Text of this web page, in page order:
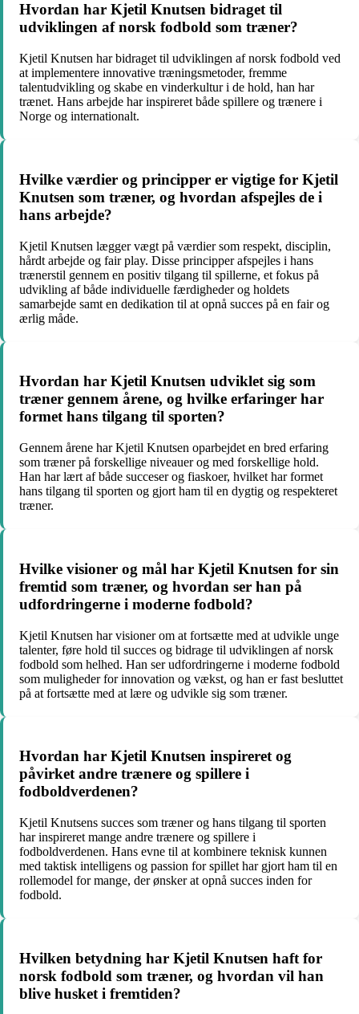
Hvordan har Kjetil Knutsen bidraget til
udviklingen af norsk fodbold som træner?
Kjetil Knutsen har bidraget til udviklingen af norsk fodbold ved
at implementere innovative træningsmetoder, fremme
talentudvikling og skabe en vinderkultur i de hold, han har
trænet. Hans arbejde har inspireret både spillere og trænere i
Norge og internationalt.
Hvilke værdier og principper er vigtige for Kjetil
Knutsen som træner, og hvordan afspejles de i
hans arbejde?
Kjetil Knutsen lægger vægt på værdier som respekt, disciplin,
hårdt arbejde og fair play. Disse principper afspejles i hans
trænerstil gennem en positiv tilgang til spillerne, et fokus på
udvikling af både individuelle færdigheder og holdets
samarbejde samt en dedikation til at opnå succes på en fair og
ærlig måde.
Hvordan har Kjetil Knutsen udviklet sig som
træner gennem årene, og hvilke erfaringer har
formet hans tilgang til sporten?
Gennem årene har Kjetil Knutsen oparbejdet en bred erfaring
som træner på forskellige niveauer og med forskellige hold.
Han har lært af både succeser og fiaskoer, hvilket har formet
hans tilgang til sporten og gjort ham til en dygtig og respekteret
træner.
Hvilke visioner og mål har Kjetil Knutsen for sin
fremtid som træner, og hvordan ser han på
udfordringerne i moderne fodbold?
Kjetil Knutsen har visioner om at fortsætte med at udvikle unge
talenter, føre hold til succes og bidrage til udviklingen af norsk
fodbold som helhed. Han ser udfordringerne i moderne fodbold
som muligheder for innovation og vækst, og han er fast besluttet
på at fortsætte med at lære og udvikle sig som træner.
Hvordan har Kjetil Knutsen inspireret og
påvirket andre trænere og spillere i
fodboldverdenen?
Kjetil Knutsens succes som træner og hans tilgang til sporten
har inspireret mange andre trænere og spillere i
fodboldverdenen. Hans evne til at kombinere teknisk kunnen
med taktisk intelligens og passion for spillet har gjort ham til en
rollemodel for mange, der ønsker at opnå succes inden for
fodbold.
Hvilken betydning har Kjetil Knutsen haft for
norsk fodbold som træner, og hvordan vil han
blive husket i fremtiden?